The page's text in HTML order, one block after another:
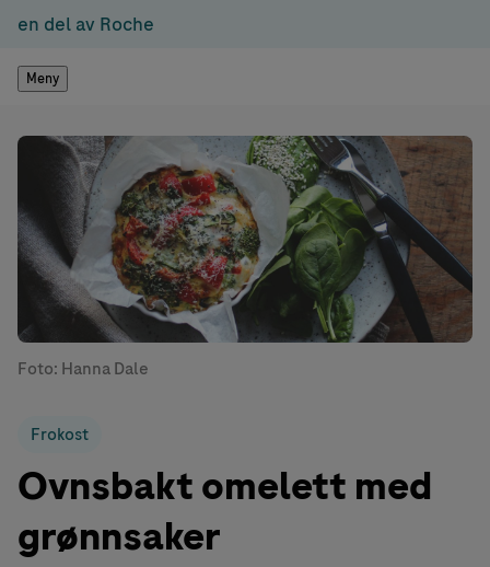
en del av Roche
Meny
Foto: Hanna Dale
Frokost
Ovnsbakt omelett med
grønnsaker